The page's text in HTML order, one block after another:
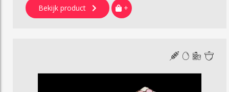
Bekijk product +